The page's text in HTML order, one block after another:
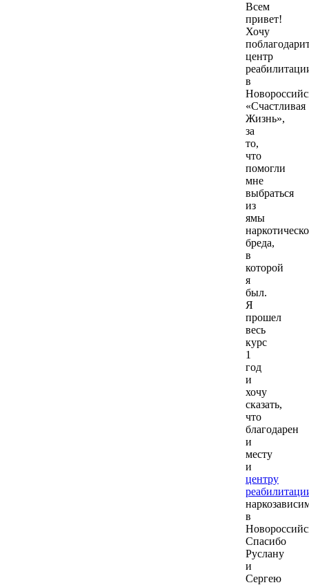
Всем
привет!
Хочу
центр
в
«Счастливая
Жизнь»,
за
то,
что
помогли
мне
выбраться
из
ямы
бреда,
в
которой
я
был.
Я
прошел
весь
курс
1
год
и
хочу
сказать,
что
благодарен
и
месту
и
центру
в
Спасибо
Руслану
и
Сергею